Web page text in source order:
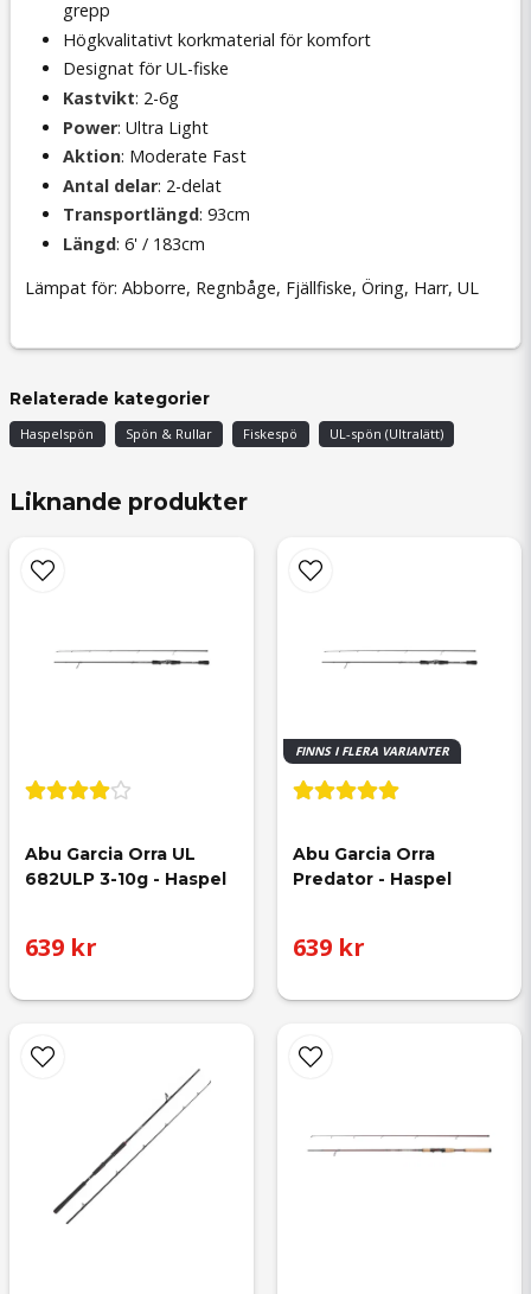
grepp
Högkvalitativt korkmaterial för komfort
Designat för UL-fiske
Kastvikt: 2-6g
Power: Ultra Light
Aktion: Moderate Fast
Antal delar: 2-delat
Transportlängd: 93cm
Längd: 6' / 183cm
Lämpat för: Abborre, Regnbåge, Fjällfiske, Öring, Harr, UL
Relaterade kategorier
Haspelspön Spön & Rullar Fiskespö UL-spön (Ultralätt)
Liknande produkter
Abu Garcia Orra UL
682ULP 3-10g - Haspel
639 kr
FINNS I FLERA VARIANTER
Abu Garcia Orra
Predator - Haspel
639 kr